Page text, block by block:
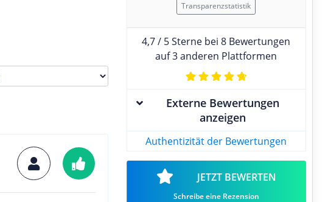
Transparenzstatistik
4,7 / 5 Sterne bei 8 Bewertungen
auf 3 anderen Plattformen
Externe Bewertungen
anzeigen
Authentizität der Bewertungen
JETZT BEWERTEN
Schreibe eine Rezension